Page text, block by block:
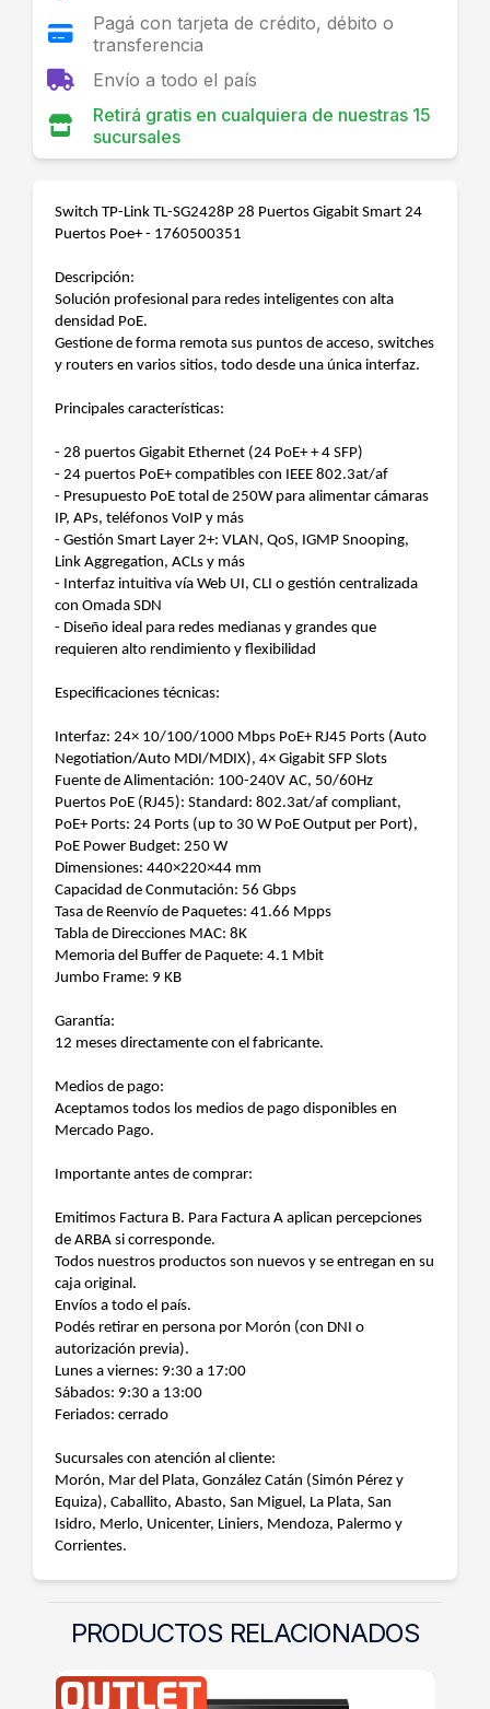
Pagá con tarjeta de crédito, débito o
transferencia
Envío a todo el país
Retirá gratis en cualquiera de nuestras 15
sucursales
Switch TP-Link TL-SG2428P 28 Puertos Gigabit Smart 24
Puertos Poe+ - 1760500351
Descripción:
Solución profesional para redes inteligentes con alta
densidad PoE.
Gestione de forma remota sus puntos de acceso, switches
y routers en varios sitios, todo desde una única interfaz.
Principales características:
- 28 puertos Gigabit Ethernet (24 PoE+ + 4 SFP)
- 24 puertos PoE+ compatibles con IEEE 802.3at/af
- Presupuesto PoE total de 250W para alimentar cámaras
IP, APs, teléfonos VoIP y más
- Gestión Smart Layer 2+: VLAN, QoS, IGMP Snooping,
Link Aggregation, ACLs y más
- Interfaz intuitiva vía Web UI, CLI o gestión centralizada
con Omada SDN
- Diseño ideal para redes medianas y grandes que
requieren alto rendimiento y flexibilidad
Especificaciones técnicas:
Interfaz: 24× 10/100/1000 Mbps PoE+ RJ45 Ports (Auto
Negotiation/Auto MDI/MDIX), 4× Gigabit SFP Slots
Fuente de Alimentación: 100-240V AC, 50/60Hz
Puertos PoE (RJ45): Standard: 802.3at/af compliant,
PoE+ Ports: 24 Ports (up to 30 W PoE Output per Port),
PoE Power Budget: 250 W
Dimensiones: 440×220×44 mm
Capacidad de Conmutación: 56 Gbps
Tasa de Reenvío de Paquetes: 41.66 Mpps
Tabla de Direcciones MAC: 8K
Memoria del Buffer de Paquete: 4.1 Mbit
Jumbo Frame: 9 KB
Garantía:
12 meses directamente con el fabricante.
Medios de pago:
Aceptamos todos los medios de pago disponibles en
Mercado Pago.
Importante antes de comprar:
Emitimos Factura B. Para Factura A aplican percepciones
de ARBA si corresponde.
Todos nuestros productos son nuevos y se entregan en su
caja original.
Envíos a todo el país.
Podés retirar en persona por Morón (con DNI o
autorización previa).
Lunes a viernes: 9:30 a 17:00
Sábados: 9:30 a 13:00
Feriados: cerrado
Sucursales con atención al cliente:
Morón, Mar del Plata, González Catán (Simón Pérez y
Equiza), Caballito, Abasto, San Miguel, La Plata, San
Isidro, Merlo, Unicenter, Liniers, Mendoza, Palermo y
Corrientes.
PRODUCTOS RELACIONADOS